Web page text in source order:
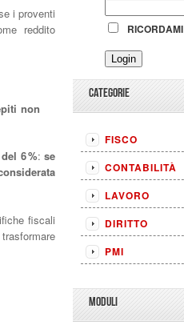
i proventi
reddito
non
6 %: se
fiscali
RICORDAMI
CATEGORIE
FISCO
CONTABILITÀ
LAVORO
DIRITTO
PMI
MODULI